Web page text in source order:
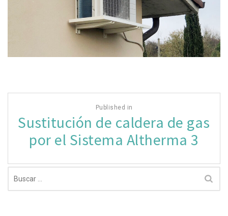
de
entradas
Published in
Sustitución de caldera de gas
por el Sistema Altherma 3